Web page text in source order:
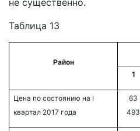
не существенно.
Таблица 13
Район
1
Цена по состоянию на I
квартал 2017 года
63
493